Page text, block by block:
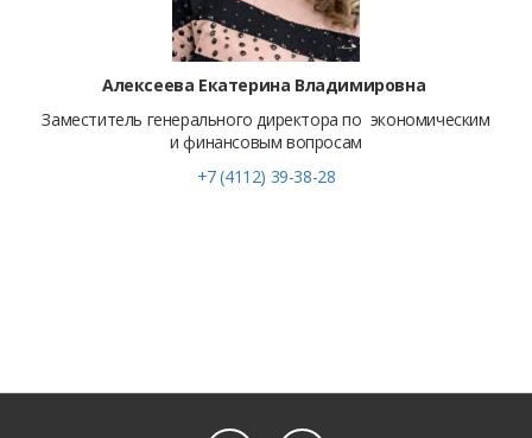
Алексеева Екатерина Владимировна
Заместитель генерального директора по экономическим
и финансовым вопросам
+7 (4112) 39-38-28